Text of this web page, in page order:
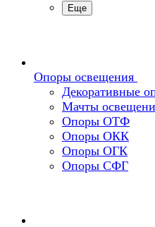
Еще
Опоры освещения
Декоративные
Мачты
Опоры ОТФ
Опоры ОКК
Опоры ОГК
Опоры СФГ